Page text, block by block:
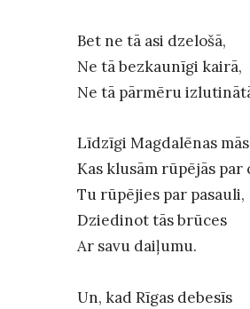
Bet ne tā asi dzelošā,
Ne tā bezkaunīgi kairā,
Ne tā pārmēru
Līdzīgi Magdalēnas
Kas klusām rūpējās par
Tu rūpējies par pasauli,
Dziedinot tās brūces
Ar savu daiļumu.
Un, kad Rīgas debesīs